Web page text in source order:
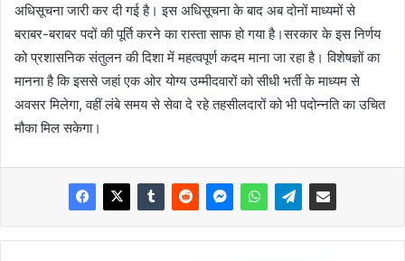
अधिसूचना जारी कर दी गई है। इस अधिसूचना के बाद अब दोनों माध्यमों से
बराबर-बराबर पदों की पूर्ति करने का रास्ता साफ हो गया है।सरकार के इस निर्णय
को प्रशासनिक संतुलन की दिशा में महत्वपूर्ण कदम माना जा रहा है। विशेषज्ञों का
मानना है कि इससे जहां एक ओर योग्य उम्मीदवारों को सीधी भर्ती के माध्यम से
अवसर मिलेगा, वहीं लंबे समय से सेवा दे रहे तहसीलदारों को भी पदोन्नति का उचित
मौका मिल सकेगा।